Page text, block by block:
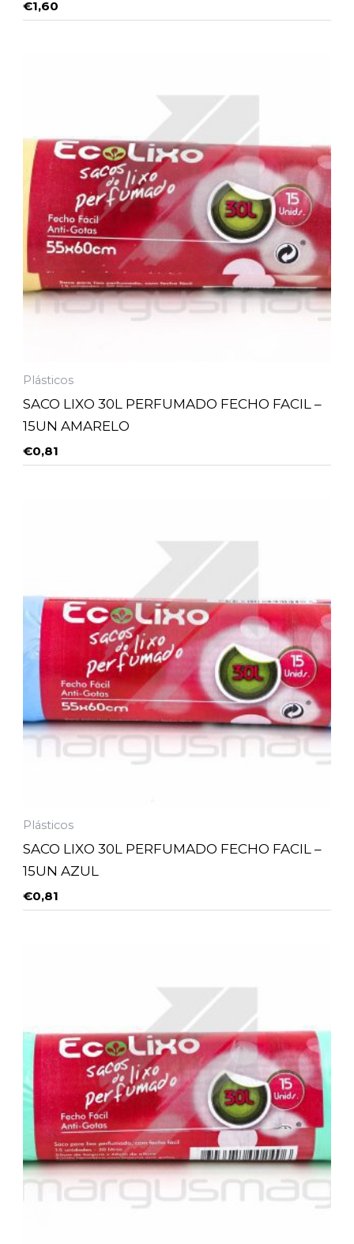
€1,60
Plásticos
SACO LIXO 30L PERFUMADO FECHO FACIL –
15UN AMARELO
€0,81
Plásticos
SACO LIXO 30L PERFUMADO FECHO FACIL –
15UN AZUL
€0,81